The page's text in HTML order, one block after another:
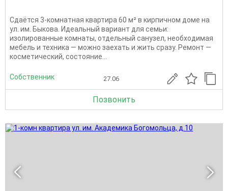
Сдаётся 3-комнатная квартира 60 м² в кирпичном доме на
ул. им. Быкова. Идеальный вариант для семьи:
изолированные комнаты, отдельный санузел, необходимая
мебель и техника — можно заехать и жить сразу. Ремонт —
косметический, состояние...
Собственник 27.06
Позвонить